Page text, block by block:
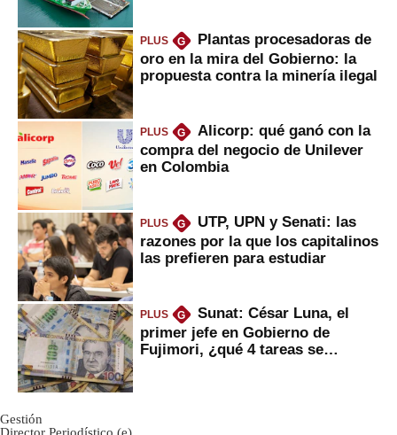
PLUS G
Plantas procesadoras de
oro en la mira del Gobierno: la
propuesta contra la minería ilegal
PLUS G
Alicorp: qué ganó con la
compra del negocio de Unilever
en Colombia
PLUS G
UTP, UPN y Senati: las
razones por la que los capitalinos
las prefieren para estudiar
PLUS G
Sunat: César Luna, el
primer jefe en Gobierno de
Fujimori, ¿qué 4 tareas se
Gestión